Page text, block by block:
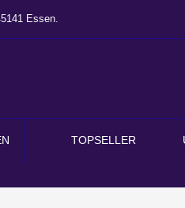
Essen.
TOPSELLER